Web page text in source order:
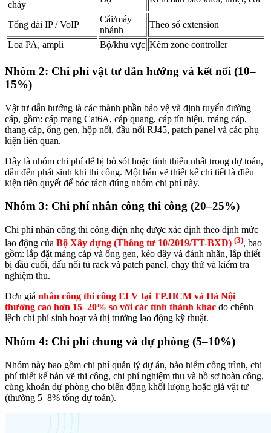
cháy
Tổng đài IP / VoIP
Cái/máy
nhánh
Theo số extension
Loa PA, ampli
Bộ/khu vực Kèm zone controller
Nhóm 2: Chi phí vật tư dẫn hướng và kết nối (10–
15%)
Vật tư dẫn hướng là các thành phần bảo vệ và định tuyến đường
cáp, gồm: cáp mạng Cat6A, cáp quang, cáp tín hiệu, máng cáp,
thang cáp, ống gen, hộp nối, đầu nối RJ45, patch panel và các phụ
kiện liên quan.
Đây là nhóm chi phí dễ bị bỏ sót hoặc tính thiếu nhất trong dự toán,
dẫn đến phát sinh khi thi công. Một bản vẽ thiết kế chi tiết là điều
kiện tiên quyết để bóc tách đúng nhóm chi phí này.
Nhóm 3: Chi phí nhân công thi công (20–25%)
Chi phí nhân công thi công điện nhẹ được xác định theo định mức
lao động của Bộ Xây dựng (Thông tư 10/2019/TT-BXD) (3), bao
gồm: lắp đặt máng cáp và ống gen, kéo dây và đánh nhãn, lắp thiết
bị đầu cuối, đấu nối tủ rack và patch panel, chạy thử và kiểm tra
nghiệm thu.
Đơn giá nhân công thi công ELV tại TP.HCM và Hà Nội
thường cao hơn 15–20% so với các tỉnh thành khác do chênh
lệch chi phí sinh hoạt và thị trường lao động kỹ thuật.
Nhóm 4: Chi phí chung và dự phòng (5–10%)
Nhóm này bao gồm chi phí quản lý dự án, bảo hiểm công trình, chi
phí thiết kế bản vẽ thi công, chi phí nghiệm thu và hồ sơ hoàn công,
cùng khoản dự phòng cho biến động khối lượng hoặc giá vật tư
(thường 5–8% tổng dự toán).